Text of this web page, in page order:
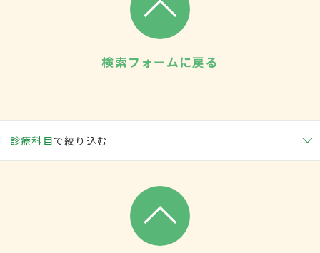
検索フォームに戻る
診療科目で絞り込む